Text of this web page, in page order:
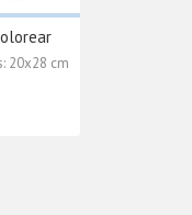
20x28 cm